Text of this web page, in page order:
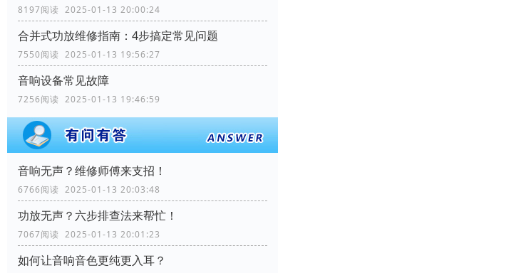
8197阅读 2025-01-13 20:00:24
合并式功放维修指南：4步搞定常见问题
7550阅读 2025-01-13 19:56:27
音响设备常见故障
7256阅读 2025-01-13 19:46:59
音响无声？维修师傅来支招！
6766阅读 2025-01-13 20:03:48
功放无声？六步排查法来帮忙！
7067阅读 2025-01-13 20:01:23
如何让音响音色更纯更入耳？